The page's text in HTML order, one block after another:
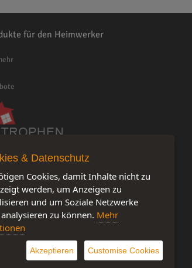
für den Heimwerker
& Datenschutz
Cookies, damit Inhalte nicht zu
werden, um Anzeigen zu
und um Soziale Netzwerke
zu können. Mehr
Akzeptieren Customise Cookies